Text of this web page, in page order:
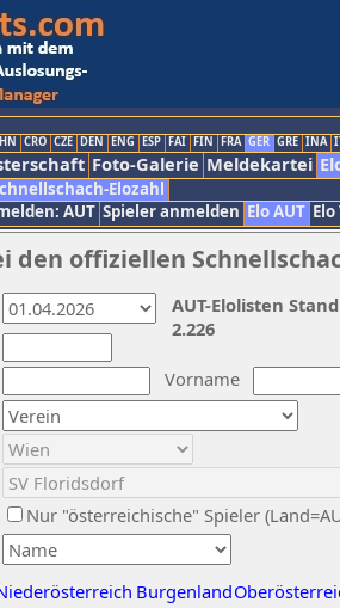
CRO CZE DEN ENG ESP FAI FIN FRA GER GRE INA
Foto-Galerie Meldekartei
Elozahl
AUT Spieler anmelden Elo AUT
den offiziellen
Vorname
Nur "österreichische" Spieler
Burgenland
AUT-Elolisten
2.226